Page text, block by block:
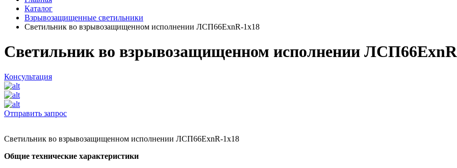
Каталог
Взрывозащищенные светильники
Светильник во взрывозащищенном исполнении ЛСП66ЕхnR-1х18
Светильник во взрывозащищенном исполнении
Консультация
Отправить запрос
Светильник во взрывозащищенном исполнении ЛСП66ЕхnR-1х18
Общие технические характеристики